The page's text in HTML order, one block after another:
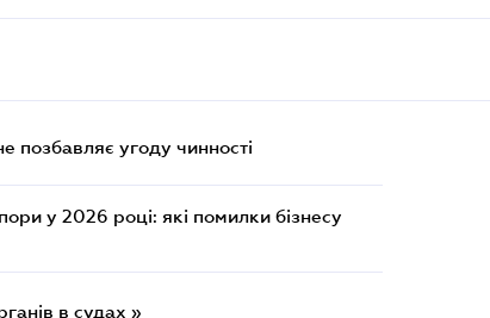
позбавляє угоду чинності
у 2026 році: які помилки бізнесу
в судах »